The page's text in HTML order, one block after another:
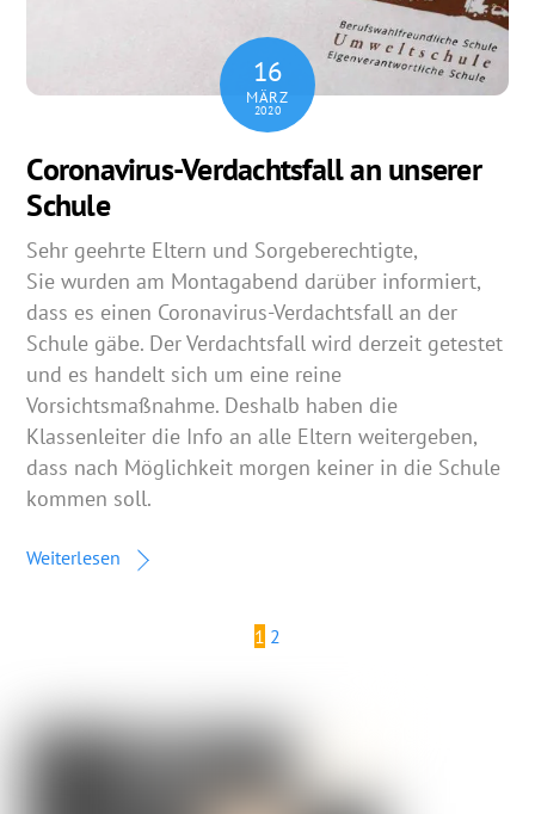
16
MÄRZ
2020
Coronavirus-Verdachtsfall an unserer
Schule
Sehr geehrte Eltern und Sorgeberechtigte,
Sie wurden am Montagabend darüber informiert,
dass es einen Coronavirus-Verdachtsfall an der
Schule gäbe. Der Verdachtsfall wird derzeit getestet
und es handelt sich um eine reine
Vorsichtsmaßnahme. Deshalb haben die
Klassenleiter die Info an alle Eltern weitergeben,
dass nach Möglichkeit morgen keiner in die Schule
kommen soll.
Weiterlesen
1 2